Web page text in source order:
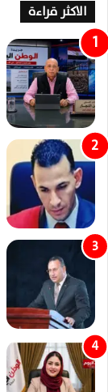
الاكثر قراءة